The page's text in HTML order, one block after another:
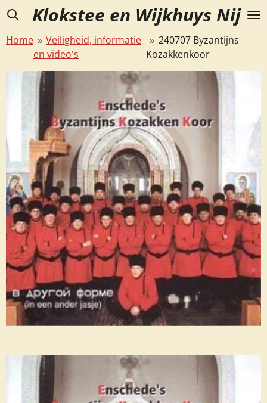
Ga
naar
hoofdinhoud
Klokstee en Wijkhuys
Home » Veiligheid, informatie
en video's
» 240707 Byzantijns
Kozakkenkoor